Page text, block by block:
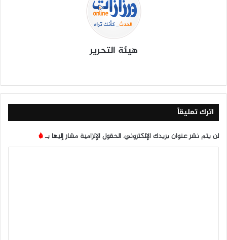
هيئة التحرير
الوي
ب
وك
م
k
اترك تعليقاً
لن يتم نشر عنوان بريدك الإلكتروني.الحقول الإلزامية مشار إليها بـ*